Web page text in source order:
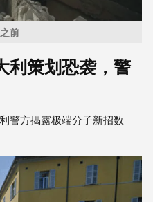
前
利策划恐袭，警
警方揭露极端分子新招数